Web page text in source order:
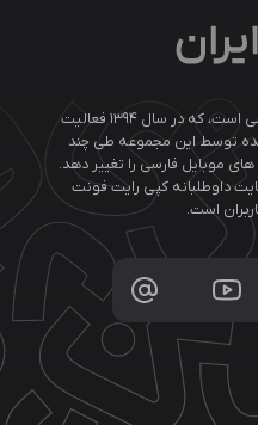
فونت ایران یک فروشگاه فونت فارسی است، که در سال ۱۳۹۴ فعالیت
توسط این مجموعه طی چند
موبایل فارسی را تغییر دهد.
داوطلبانه کپی رایت فونت
است.